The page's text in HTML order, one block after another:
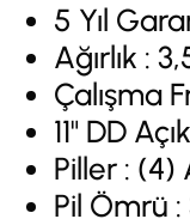
5 Yıl
Ağırlık :
Çalışma
11" DD
Piller : (4)
Pil Ömrü